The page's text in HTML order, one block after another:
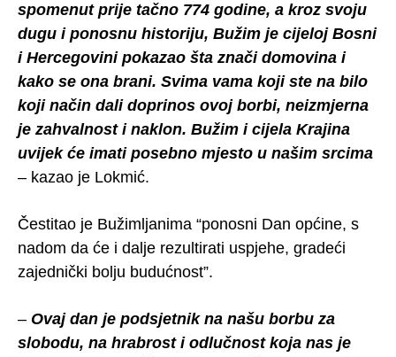
spomenut prije tačno 774 godine, a kroz svoju
dugu i ponosnu historiju, Bužim je cijeloj Bosni
i Hercegovini pokazao šta znači domovina i
kako se ona brani. Svima vama koji ste na bilo
koji način dali doprinos ovoj borbi, neizmjerna
je zahvalnost i naklon. Bužim i cijela Krajina
uvijek će imati posebno mjesto u našim srcima
– kazao je Lokmić.
Čestitao je Bužimljanima “ponosni Dan općine, s
nadom da će i dalje rezultirati uspjehe, gradeći
zajednički bolju budućnost”.
– Ovaj dan je podsjetnik na našu borbu za
slobodu, na hrabrost i odlučnost koja nas je